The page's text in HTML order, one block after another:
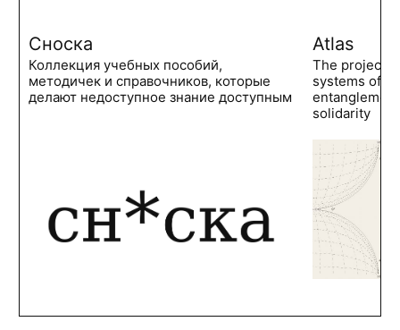
Сноска
Коллекция учебных пособий,
методичек и справочников, которые
делают недоступное знание доступным
Atlas
The project
systems of
solidarity